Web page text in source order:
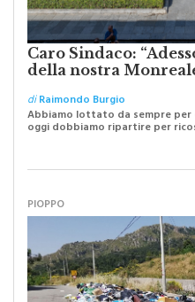
Caro Sindaco:
della nostra
diRaimondo Burgio
Abbiamo lottato da sempre per
oggi dobbiamo ripartire per